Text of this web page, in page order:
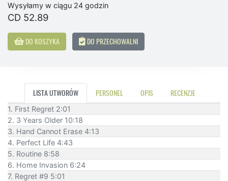
Wysyłamy w ciągu 24 godzin
CD 52.89
DO KOSZYKA DO PRZECHOWALNI
LISTA UTWORÓW PERSONEL OPIS RECENZJE
1. First Regret 2:01
2. 3 Years Older 10:18
3. Hand Cannot Erase 4:13
4. Perfect Life 4:43
5. Routine 8:58
6. Home Invasion 6:24
7. Regret #9 5:01